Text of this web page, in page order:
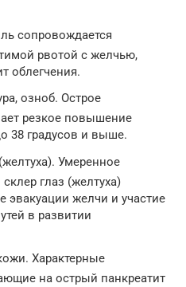
сопровождается
рвотой с желчью,
облегчения.
озноб. Острое
резкое повышение
38 градусов и выше.
Умеренное
глаз (желтуха)
эвакуации желчи и участие
в развитии
Характерные
на острый панкреатит